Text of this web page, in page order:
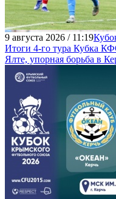
9 августа 2026 / 11:19
Итоги 4-го тура Кубка
Ялте, упорная борьба в